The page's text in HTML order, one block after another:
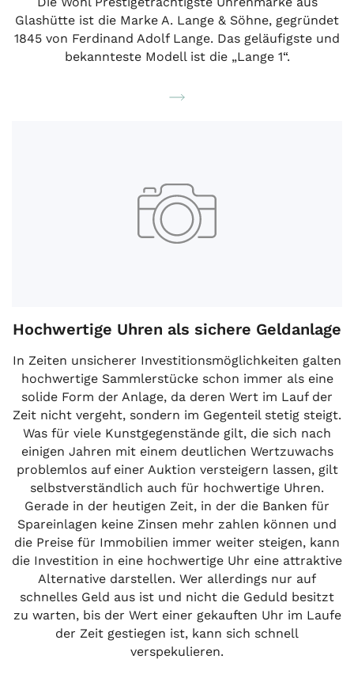
Glashütte ist die Marke A. Lange & Söhne, gegründet
1845 von Ferdinand Adolf Lange. Das geläufigste und
bekannteste Modell ist die „Lange 1“.
Hochwertige Uhren als sichere Geldanlage
In Zeiten unsicherer Investitionsmöglichkeiten galten
hochwertige Sammlerstücke schon immer als eine
solide Form der Anlage, da deren Wert im Lauf der
Zeit nicht vergeht, sondern im Gegenteil stetig steigt.
Was für viele Kunstgegenstände gilt, die sich nach
einigen Jahren mit einem deutlichen Wertzuwachs
problemlos auf einer Auktion versteigern lassen, gilt
selbstverständlich auch für hochwertige Uhren.
Gerade in der heutigen Zeit, in der die Banken für
Spareinlagen keine Zinsen mehr zahlen können und
die Preise für Immobilien immer weiter steigen, kann
die Investition in eine hochwertige Uhr eine attraktive
Alternative darstellen. Wer allerdings nur auf
schnelles Geld aus ist und nicht die Geduld besitzt
zu warten, bis der Wert einer gekauften Uhr im Laufe
der Zeit gestiegen ist, kann sich schnell
verspekulieren.